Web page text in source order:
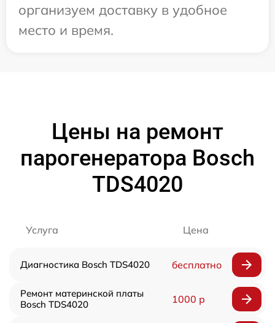
организуем доставку в удобное
место и время.
Цены на ремонт
парогенератора Bosch
TDS4020
Услуга Цена
Диагностика Bosch TDS4020 бесплатно
Ремонт материнской платы
Bosch TDS4020
1000 р